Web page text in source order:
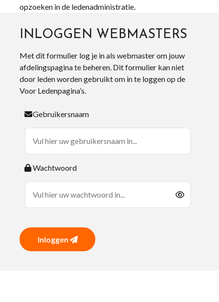
opzoeken in de ledenadministratie.
INLOGGEN WEBMASTERS
Met dit formulier log je in als webmaster om jouw
afdelingspagina te beheren. Dit formulier kan niet
door leden worden gebruikt om in te loggen op de
Voor Ledenpagina’s.
Gebruikersnaam
Wachtwoord
Inloggen